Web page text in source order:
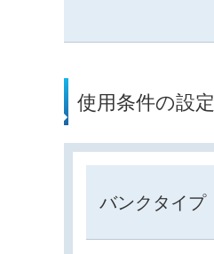
使用条件の設定
バンクタイプ